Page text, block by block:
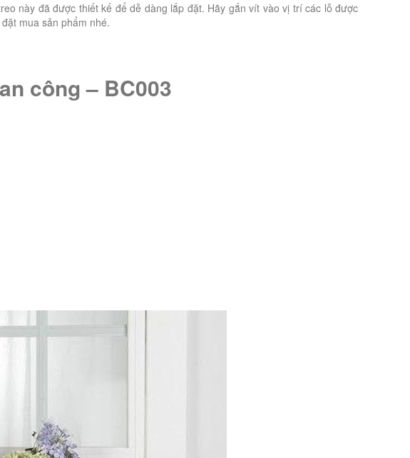
này đã được thiết kế để dễ dàng lắp đặt. Hãy gắn vít vào vị trí các lỗ được
mua sản phẩm nhé.
công – BC003